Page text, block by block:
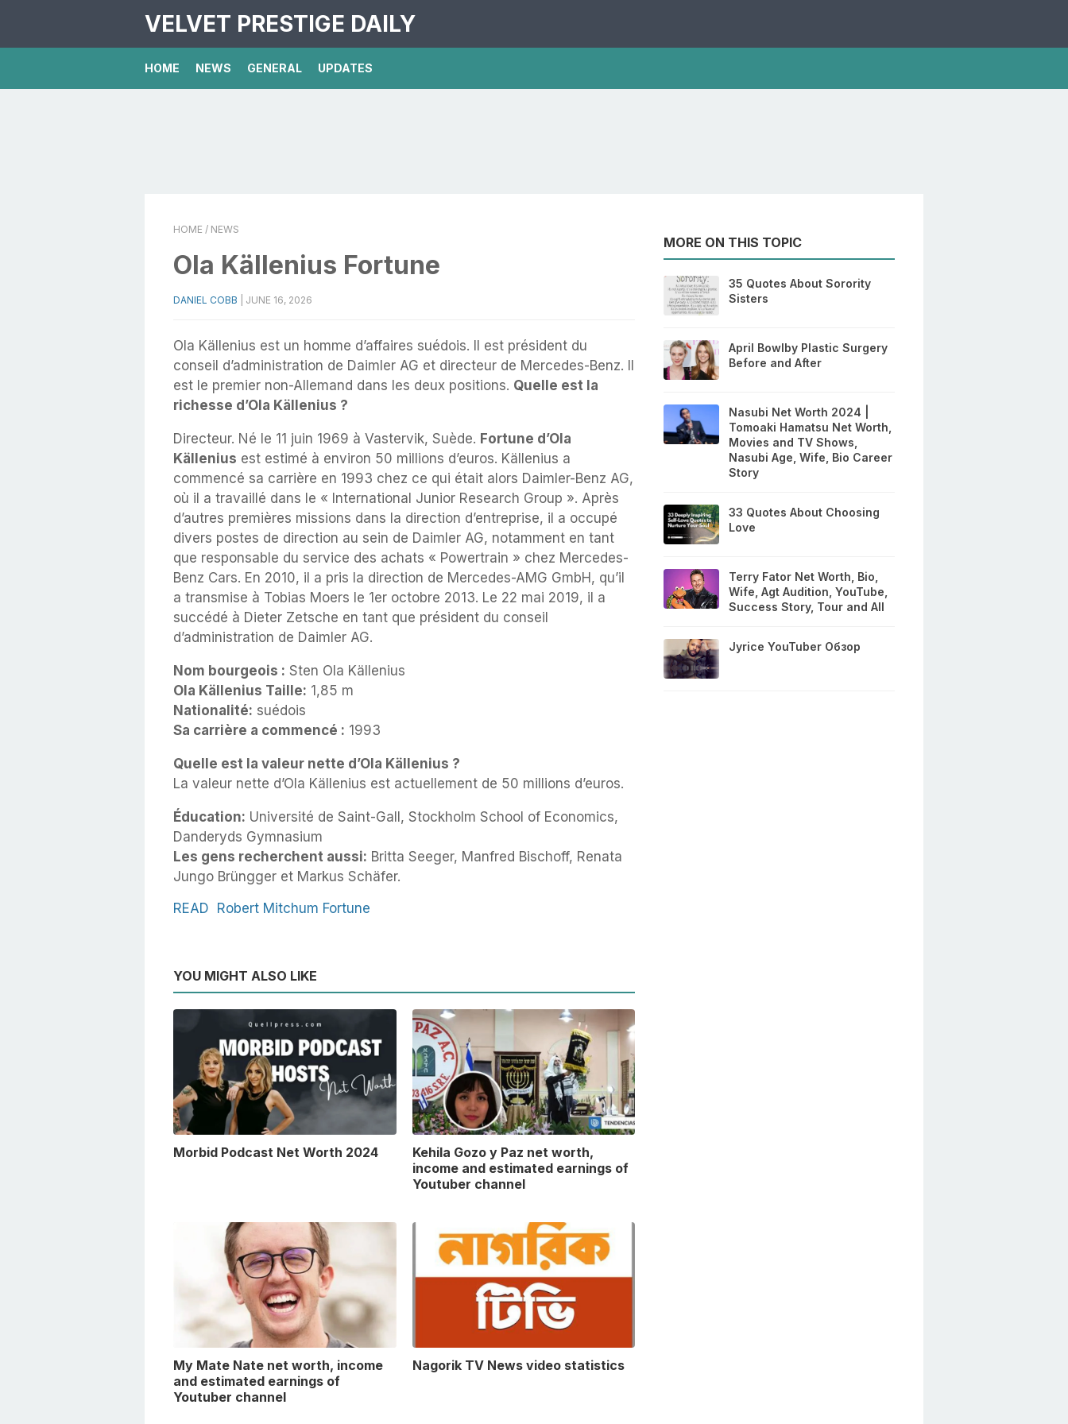
VELVET PRESTIGE DAILY
HOME NEWS GENERAL UPDATES
HOME / NEWS
Ola Källenius Fortune
DANIEL COBB JUNE 16, 2026
Ola Källenius est un homme d’affaires suédois. Il est président du
conseil d’administration de Daimler AG et directeur de Mercedes-Benz. Il
est le premier non-Allemand dans les deux positions. Quelle est la
richesse d’Ola Källenius ?
Directeur. Né le 11 juin 1969 à Vastervik, Suède. Fortune d’Ola
Källenius est estimé à environ 50 millions d’euros. Källenius a
commencé sa carrière en 1993 chez ce qui était alors Daimler-Benz AG,
où il a travaillé dans le « International Junior Research Group ». Après
d’autres premières missions dans la direction d’entreprise, il a occupé
divers postes de direction au sein de Daimler AG, notamment en tant
que responsable du service des achats « Powertrain » chez Mercedes-
Benz Cars. En 2010, il a pris la direction de Mercedes-AMG GmbH, qu’il
a transmise à Tobias Moers le 1er octobre 2013. Le 22 mai 2019, il a
succédé à Dieter Zetsche en tant que président du conseil
d’administration de Daimler AG.
Nom bourgeois : Sten Ola Källenius
Ola Källenius Taille: 1,85 m
Nationalité: suédois
Sa carrière a commencé : 1993
Quelle est la valeur nette d’Ola Källenius ?
La valeur nette d’Ola Källenius est actuellement de 50 millions d’euros.
Éducation: Université de Saint-Gall, Stockholm School of Economics,
Danderyds Gymnasium
Les gens recherchent aussi: Britta Seeger, Manfred Bischoff, Renata
Jungo Brüngger et Markus Schäfer.
READ
Robert Mitchum Fortune
YOU MIGHT ALSO LIKE
Morbid Podcast Net Worth 2024
Kehila Gozo y Paz net worth,
income and estimated earnings of
Youtuber channel
My Mate Nate net worth, income
and estimated earnings of
Youtuber channel
Nagorik TV News video statistics
MORE ON THIS TOPIC
35 Quotes About Sorority
Sisters
April Bowlby Plastic Surgery
Before and After
Nasubi Net Worth 2024 |
Tomoaki Hamatsu Net Worth,
Movies and TV Shows,
Nasubi Age, Wife, Bio Career
Story
33 Quotes About Choosing
Love
Terry Fator Net Worth, Bio,
Wife, Agt Audition, YouTube,
Success Story, Tour and All
Jyrice YouTuber Обзор